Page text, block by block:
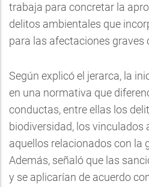
trabaja para concretar la
delitos ambientales que
para las afectaciones graves
Según explicó el jerarca, la
en una normativa que
conductas, entre ellas los
biodiversidad, los vinculados
aquellos relacionados con la
Además, señaló que las
y se aplicarían de acuerdo